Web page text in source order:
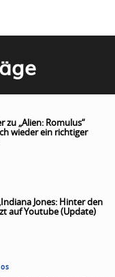
zu „Alien: Romulus“
wieder ein richtiger
Jones: Hinter den
auf Youtube (Update)